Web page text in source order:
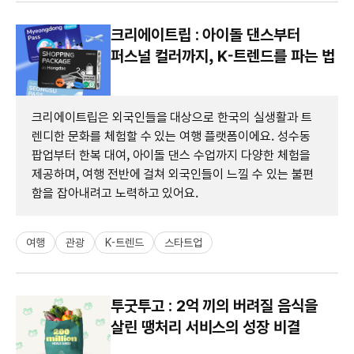
크리에이트립 : 아이돌 댄스부터
퍼스널 컬러까지, K-트렌드를 파는 법
크리에이트립은 외국인들을 대상으로 한국의 실생활과 트
렌디한 문화를 체험할 수 있는 여행 플랫폼이에요. 성수동
팝업부터 한복 대여, 아이돌 댄스 수업까지 다양한 체험을
제공하며, 여행 전반에 걸쳐 외국인들이 느낄 수 있는 불편
함을 잡아내려고 노력하고 있어요.
여행 관광 K-트렌드 스타트업
투굿투고 : 2억 끼의 버려질 음식을
살린 땡처리 서비스의 성장 비결